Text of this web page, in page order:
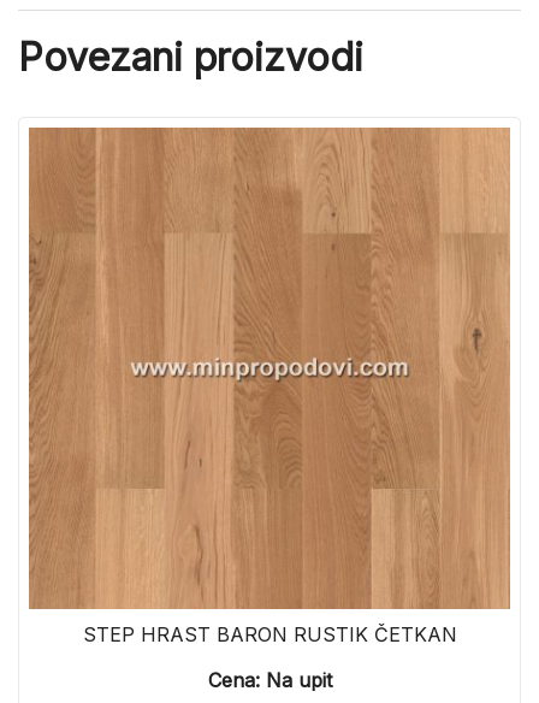
Povezani proizvodi
STEP HRAST BARON RUSTIK ČETKAN
Cena: Na upit